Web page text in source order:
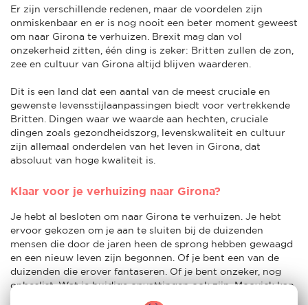
Er zijn verschillende redenen, maar de voordelen zijn
onmiskenbaar en er is nog nooit een beter moment geweest
om naar Girona te verhuizen. Brexit mag dan vol
onzekerheid zitten, één ding is zeker: Britten zullen de zon,
zee en cultuur van Girona altijd blijven waarderen.
Dit is een land dat een aantal van de meest cruciale en
gewenste levensstijlaanpassingen biedt voor vertrekkende
Britten. Dingen waar we waarde aan hechten, cruciale
dingen zoals gezondheidszorg, levenskwaliteit en cultuur
zijn allemaal onderdelen van het leven in Girona, dat
absoluut van hoge kwaliteit is.
Klaar voor je verhuizing naar Girona?
Je hebt al besloten om naar Girona te verhuizen. Je hebt
ervoor gekozen om je aan te sluiten bij de duizenden
mensen die door de jaren heen de sprong hebben gewaagd
en een nieuw leven zijn begonnen. Of je bent een van de
duizenden die erover fantaseren. Of je bent onzeker, nog
onbeslist. Wat je huidige opvattingen ook zijn, Moovick kan
je helpen om de beste beslissing te nemen. En ten slotte